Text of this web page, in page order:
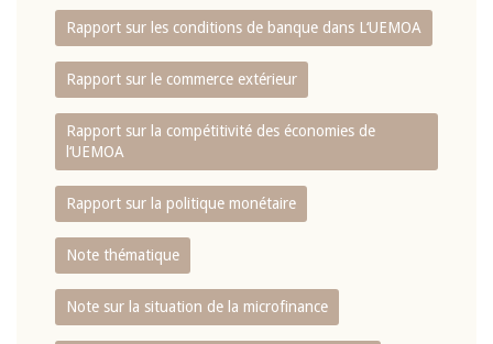
Rapport sur les conditions de banque dans L‘UEMOA
Rapport sur le commerce extérieur
Rapport sur la compétitivité des économies de
l‘UEMOA
Rapport sur la politique monétaire
Note thématique
Note sur la situation de la microfinance